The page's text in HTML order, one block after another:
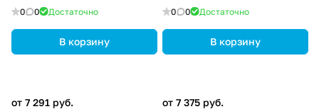
0 0 Достаточно
В корзину
0 0 Достаточно
В корзину
от 7 291 руб.
от 7 375 руб.